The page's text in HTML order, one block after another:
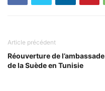
Article précédent
Réouverture de l’ambassade
de la Suède en Tunisie